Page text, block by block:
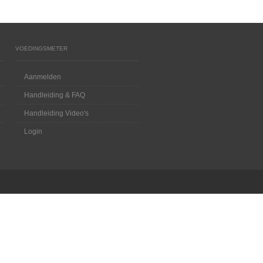
VOEDINGSMETER
Aanmelden
Handleiding & FAQ
Handleiding Video's
Login